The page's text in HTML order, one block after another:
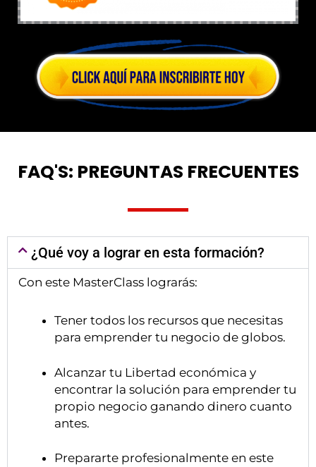
FAQ'S: PREGUNTAS FRECUENTES
¿Qué voy a lograr en esta formación?
Con este MasterClass lograrás:
Tener todos los recursos que necesitas
para emprender tu negocio de globos.
Alcanzar tu Libertad económica y
encontrar la solución para emprender tu
propio negocio ganando dinero cuanto
antes.
Prepararte profesionalmente en este